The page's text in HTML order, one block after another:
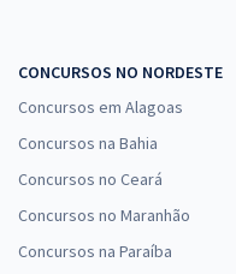
CONCURSOS NO NORDESTE
Concursos em Alagoas
Concursos na Bahia
Concursos no Ceará
Concursos no Maranhão
Concursos na Paraíba